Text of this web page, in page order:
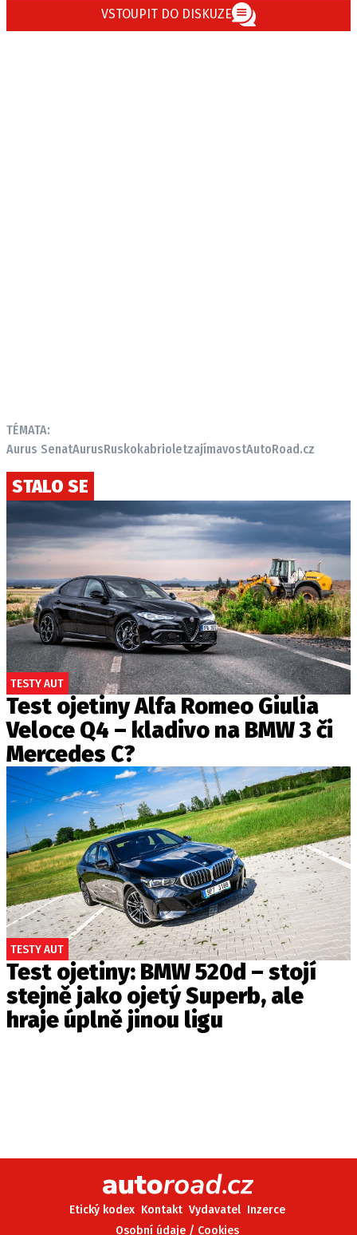
VSTOUPIT DO DISKUZE
TÉMATA:
Aurus SenatAurusRuskokabrioletzajímavostAutoRoad.cz
STALO SE
TESTY AUT
Test ojetiny Alfa Romeo Giulia
Veloce Q4 – kladivo na BMW 3 či
Mercedes C?
TESTY AUT
Test ojetiny: BMW 520d – stojí
stejně jako ojetý Superb, ale
hraje úplně jinou ligu
Etický kodex Kontakt Vydavatel Inzerce
Osobní údaje / Cookies